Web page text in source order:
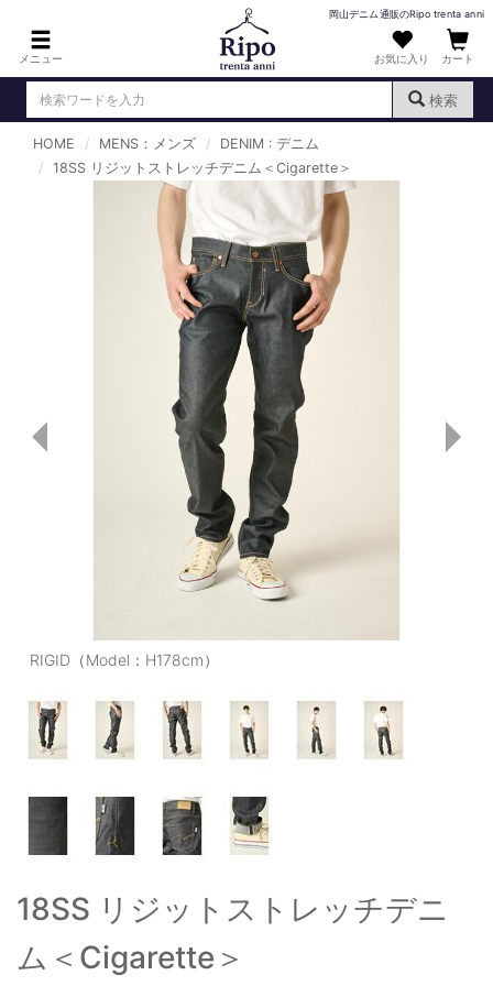
メニュー
岡山デニム通販のRipo trenta anni
お気に入り カート
検索
ログイン （ 新規会員登録）
DENIM : デニム
PANTS : パンツ
TOPS : トップス
T-SHIRT : Tシャツ
KNIT : ニット
SHIRT : シャツ
OUTERS : アウター
DENIM : デニム
PANTS/SKIRT : パンツ・スカート
OUTERS : アウター
MENS : メンズ
LADIES : レディース
新規会員登録
お買い物カゴ
HOME MENS：メンズ
DENIM : デニム
18SS リジットストレッチデニム＜Cigarette＞
RIGID（Model：H178cm）
18SS リジットストレッチデニ
ム＜Cigarette＞